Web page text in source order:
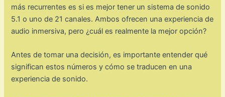
más recurrentes es si es mejor tener un sistema de sonido
5.1 o uno de 21 canales. Ambos ofrecen una experiencia de
audio inmersiva, pero ¿cuál es realmente la mejor opción?
Antes de tomar una decisión, es importante entender qué
significan estos números y cómo se traducen en una
experiencia de sonido.